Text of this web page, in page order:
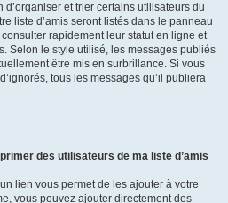
et trier certains utilisateurs du
liste d’amis seront listés dans le panneau
rapidement leur statut en ligne et
Selon le style utilisé, les messages publiés
être mis en surbrillance. Si vous
tous les messages qu’il publiera
des utilisateurs de ma liste d’amis
lien vous permet de les ajouter à votre
vous pouvez ajouter directement des